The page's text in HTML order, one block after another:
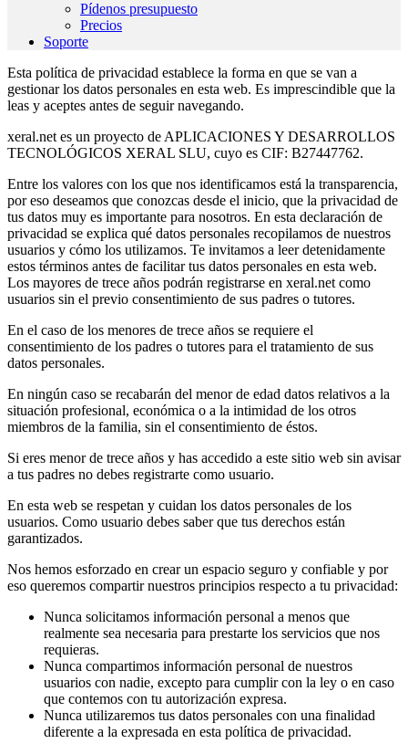
Pídenos presupuesto
Precios
Soporte
Esta política de privacidad establece la forma en que se van a
gestionar los datos personales en esta web. Es imprescindible que la
leas y aceptes antes de seguir navegando.
xeral.net es un proyecto de APLICACIONES Y DESARROLLOS
TECNOLÓGICOS XERAL SLU, cuyo es CIF: B27447762.
Entre los valores con los que nos identificamos está la transparencia,
por eso deseamos que conozcas desde el inicio, que la privacidad de
tus datos muy es importante para nosotros. En esta declaración de
privacidad se explica qué datos personales recopilamos de nuestros
usuarios y cómo los utilizamos. Te invitamos a leer detenidamente
estos términos antes de facilitar tus datos personales en esta web.
Los mayores de trece años podrán registrarse en xeral.net como
usuarios sin el previo consentimiento de sus padres o tutores.
En el caso de los menores de trece años se requiere el
consentimiento de los padres o tutores para el tratamiento de sus
datos personales.
En ningún caso se recabarán del menor de edad datos relativos a la
situación profesional, económica o a la intimidad de los otros
miembros de la familia, sin el consentimiento de éstos.
Si eres menor de trece años y has accedido a este sitio web sin avisar
a tus padres no debes registrarte como usuario.
En esta web se respetan y cuidan los datos personales de los
usuarios. Como usuario debes saber que tus derechos están
garantizados.
Nos hemos esforzado en crear un espacio seguro y confiable y por
eso queremos compartir nuestros principios respecto a tu privacidad:
Nunca solicitamos información personal a menos que
realmente sea necesaria para prestarte los servicios que nos
requieras.
Nunca compartimos información personal de nuestros
usuarios con nadie, excepto para cumplir con la ley o en caso
que contemos con tu autorización expresa.
Nunca utilizaremos tus datos personales con una finalidad
diferente a la expresada en esta política de privacidad.